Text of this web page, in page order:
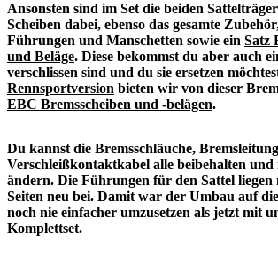
Ansonsten sind im Set die beiden
Scheiben dabei, ebenso das gesamte
Führungen und Manschetten sowie ein Satz
und Beläge. Diese bekommst du aber auch
verschlissen sind und du sie ersetzen
Rennsportversion bieten wir von dieser
EBC Bremsscheiben und -belägen.
Du kannst die Bremsschläuche,
Verschleißkontaktkabel alle beibehalten und
ändern. Die Führungen für den Sattel
Seiten neu bei. Damit war der Umbau auf
noch nie einfacher umzusetzen als jetzt mit
Komplettset.